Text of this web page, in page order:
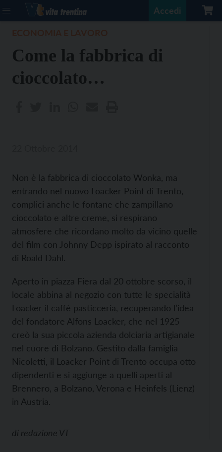
Accedi
Come la fabbrica di
cioccolato…
Non è la fabbrica di cioccolato Wonka, ma
entrando nel nuovo Loacker Point di Trento,
complici anche le fontane che zampillano
cioccolato e altre creme, si respirano
atmosfere che ricordano molto da vicino quelle
del film con Johnny Depp ispirato al racconto
di Roald Dahl.
Aperto in piazza Fiera dal 20 ottobre scorso, il
locale abbina al negozio con tutte le specialità
Loacker il caffè pasticceria, recuperando l’idea
del fondatore Alfons Loacker, che nel 1925
creò la sua piccola azienda dolciaria artigianale
nel cuore di Bolzano. Gestito dalla famiglia
Nicoletti, il Loacker Point di Trento occupa otto
dipendenti e si aggiunge a quelli aperti al
Brennero, a Bolzano, Verona e Heinfels (Lienz)
in Austria.
di redazione VT